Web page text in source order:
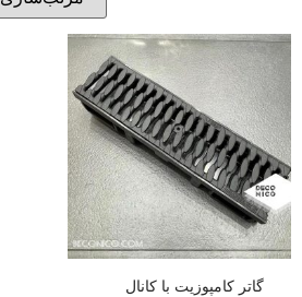
گاتر کامپوزیت با کانال